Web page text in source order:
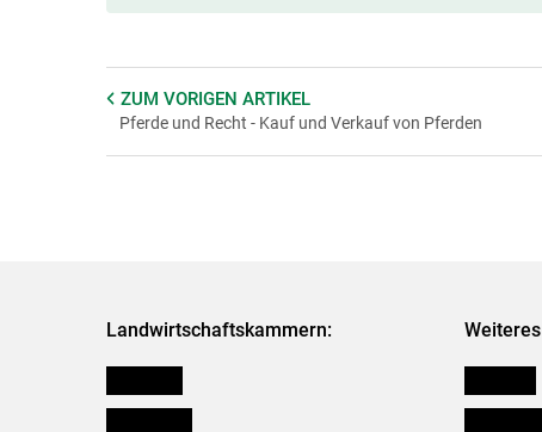
ZUM VORIGEN ARTIKEL
Pferde und Recht - Kauf und Verkauf von Pferden
Landwirtschaftskammern: Weiteres